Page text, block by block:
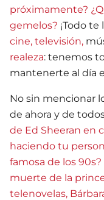
próximamente?
gemelos? ¡Todo
cine, televisión,
realeza: tenemos
mantenerte al día
No sin mencionar
de ahora y de
de Ed Sheeran en
haciendo tu
famosa de los 90s?
muerte de la
telenovelas,